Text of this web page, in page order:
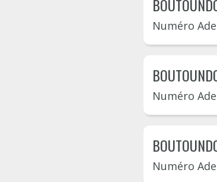
Numéro
Numéro
Numéro